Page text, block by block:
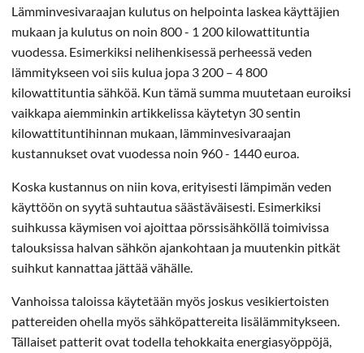
Lämminvesivaraajan kulutus on helpointa laskea käyttäjien
mukaan ja kulutus on noin 800 - 1 200 kilowattituntia
vuodessa. Esimerkiksi nelihenkisessä perheessä veden
lämmitykseen voi siis kulua jopa 3 200 – 4 800
kilowattituntia sähköä. Kun tämä summa muutetaan euroiksi
vaikkapa aiemminkin artikkelissa käytetyn 30 sentin
kilowattituntihinnan mukaan, lämminvesivaraajan
kustannukset ovat vuodessa noin 960 - 1440 euroa.
Koska kustannus on niin kova, erityisesti lämpimän veden
käyttöön on syytä suhtautua säästäväisesti. Esimerkiksi
suihkussa käymisen voi ajoittaa pörssisähköllä toimivissa
talouksissa halvan sähkön ajankohtaan ja muutenkin pitkät
suihkut kannattaa jättää vähälle.
Vanhoissa taloissa käytetään myös joskus vesikiertoisten
pattereiden ohella myös sähköpattereita lisälämmitykseen.
Tällaiset patterit ovat todella tehokkaita energiasyöppöjä,